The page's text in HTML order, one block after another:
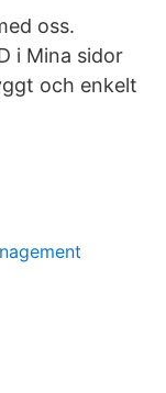
oss.
i Mina sidor
och enkelt